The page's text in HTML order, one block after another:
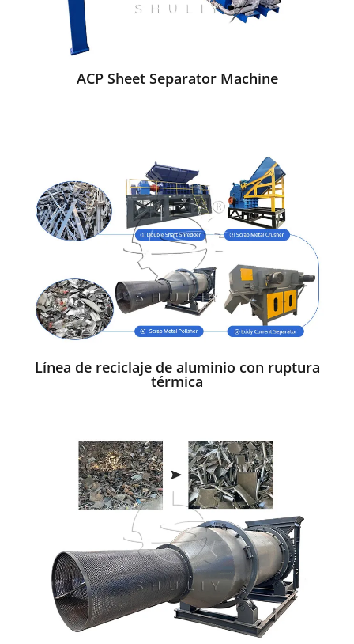
ACP Sheet Separator Machine
Línea de reciclaje de aluminio con ruptura
térmica